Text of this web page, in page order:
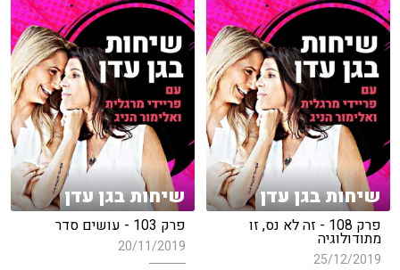
שיחות בגן עדן
פרק 108 - זה לא נס, זו
מתודולוגיה
25/12/2019
שיחות בגן עדן
פרק 103 - עושים סדר
20/11/2019